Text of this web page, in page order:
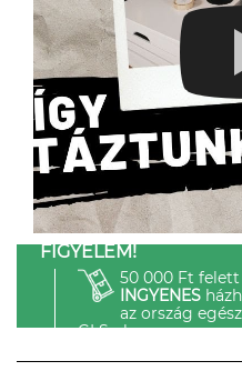
FIGYELEM!
50 000 Ft felett
INGYENES
az ország
GLS-el.